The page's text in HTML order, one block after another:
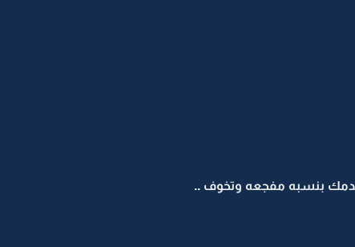
بنسبه مفجعه وتخوف ..